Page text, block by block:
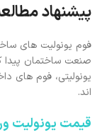
پیشنهاد
فوم یونولیت های
صنعت ساختمان پیدا
یونولیتی، فوم های
اند.
قیمت یونولیت